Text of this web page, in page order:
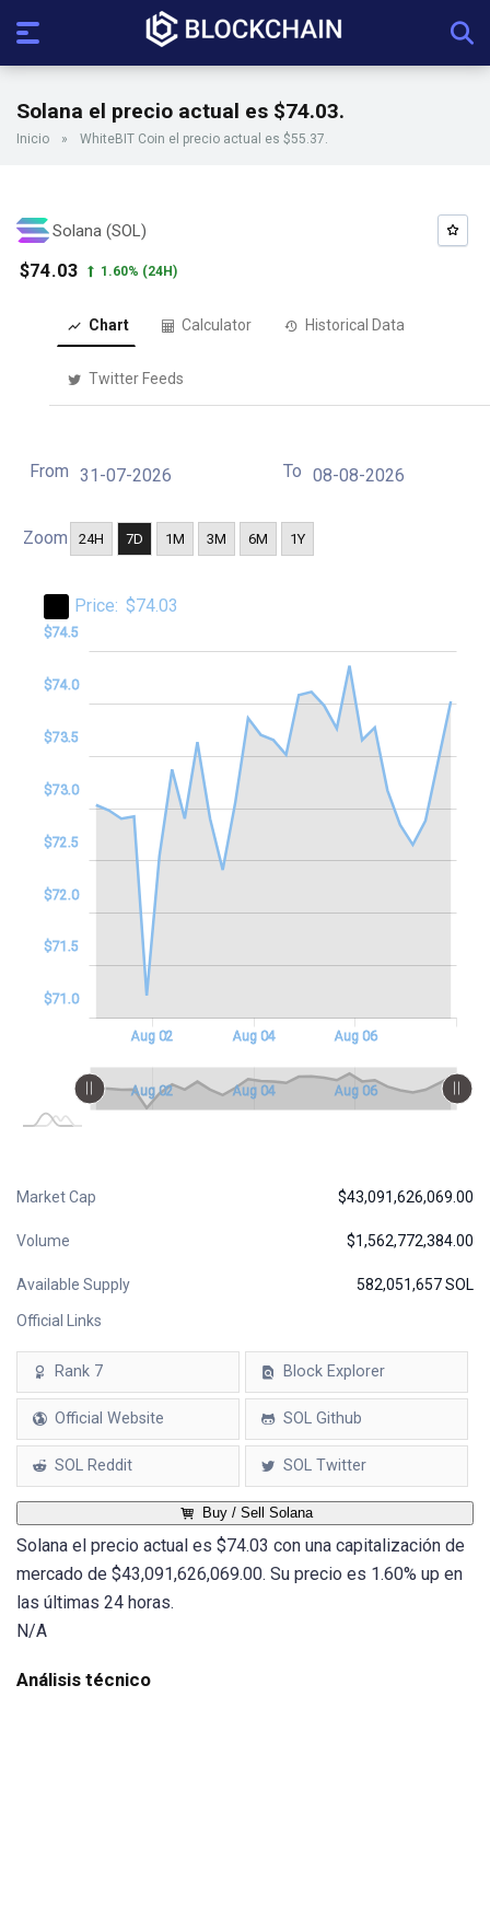
Solana el precio actual es $74.03.
Inicio » WhiteBIT Coin el precio actual es $55.37.
Solana (SOL)
$74.03 1.60% (24H)
Market Cap $43,091,626,069.00
Volume $1,562,772,384.00
Available Supply 582,051,657 SOL
Official Links
Rank 7 Block Explorer
Official Website SOL Github
SOL Reddit SOL Twitter
Buy / Sell Solana
Solana el precio actual es $74.03 con una capitalización de
mercado de $43,091,626,069.00. Su precio es 1.60% up en
las últimas 24 horas.
N/A
Chart Calculator Historical Data
Twitter Feeds
From To
Zoom 24H 7D 1M 3M 6M 1Y
Price: $74.03
$71.0
$71.5
$72.0
$72.5
$73.0
$73.5
$74.0
$74.5
Aug 02 Aug 04 Aug 06
L
Jul 31
Aug 01 Aug 02
Aug 03 Aug 04
Aug 05 Aug 06
Aug 07
Aug 08
Aug 10
Análisis técnico